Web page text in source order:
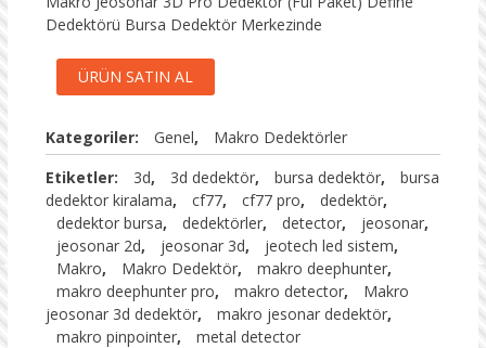
Dedektörü Bursa Dedektör Merkezinde
ÜRÜN SATIN AL
Kategoriler: Genel,
Makro Dedektörler
Etiketler:
3d, 3d dedektör, bursa dedektör,
bursa
dedektor kiralama, cf77, cf77 pro, dedektör,
dedektor bursa, dedektörler, detector, jeosonar,
jeosonar 2d, jeosonar 3d, jeotech led sistem,
Makro, Makro Dedektör, makro deephunter,
makro deephunter pro, makro detector,
Makro
jeosonar 3d dedektör, makro jesonar dedektör,
makro pinpointer, metal detector